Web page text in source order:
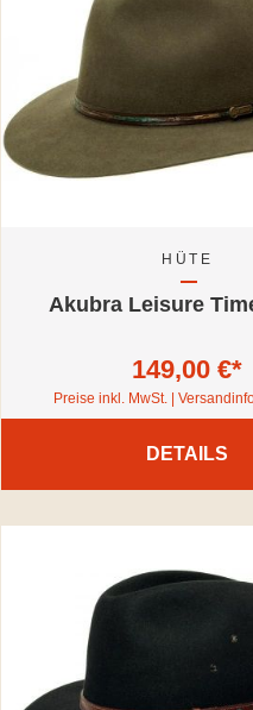
HÜTE
Akubra Leisure
149,00 €*
Preise inkl. MwSt. |
DETAILS